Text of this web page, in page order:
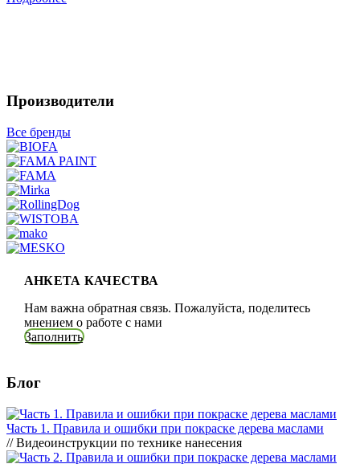
Производители
Все бренды
АНКЕТА КАЧЕСТВА
Нам важна обратная связь. Пожалуйста, поделитесь
мнением о работе с нами
Заполнить
Блог
Часть 1. Правила и ошибки при покраске дерева маслами
// Видеоинструкции по технике нанесения